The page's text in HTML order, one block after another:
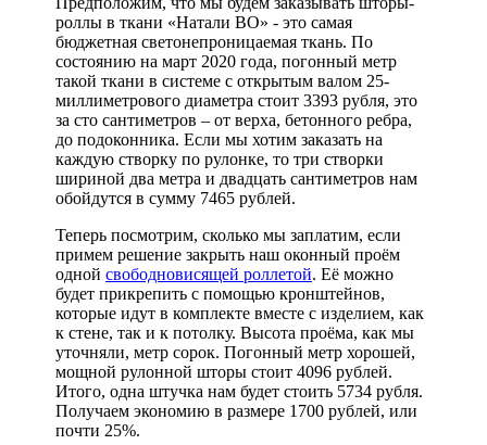
роллы в ткани «Натали ВО» - это самая
бюджетная светонепроницаемая ткань. По
состоянию на март 2020 года, погонный метр
такой ткани в системе с открытым валом 25-
миллиметрового диаметра стоит 3393 рубля, это
за сто сантиметров – от верха, бетонного ребра,
до подоконника. Если мы хотим заказать на
каждую створку по рулонке, то три створки
шириной два метра и двадцать сантиметров нам
обойдутся в сумму 7465 рублей.
Теперь посмотрим, сколько мы заплатим, если
примем решение закрыть наш оконный проём
одной свободновисящей роллетой. Её можно
будет прикрепить с помощью кронштейнов,
которые идут в комплекте вместе с изделием, как
к стене, так и к потолку. Высота проёма, как мы
уточняли, метр сорок. Погонный метр хорошей,
мощной рулонной шторы стоит 4096 рублей.
Итого, одна штучка нам будет стоить 5734 рубля.
Получаем экономию в размере 1700 рублей, или
почти 25%.